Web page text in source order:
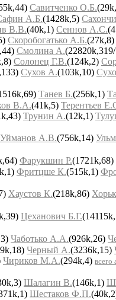
Савитченко О.Б.
А.Б.(1428k,5)
В.В.(40k,1) Сеннов А.С.
Скоробогатько А.Б.(27k,8)
Смолина А.
Солонец Г.В.(124k,2)
Сухов А.(103k,10)
Танев Б.(256k,1)
В.А.(41k,5) Терентьев
Трунин А.(12k,1)
Уйманов А.В.(756k,14)
Фарукшин Р.(1721k,68)
Фритцше К.(515k,1)
Хаустов К.(218k,86)
Цеханович Б.Г.
Чаботько А.А.(926k,26)
Черный А.(3236k,15)
Чириков М.А.(294k,4) всего
Шалагин В.(146k,1)
Шестаков Ф.П.